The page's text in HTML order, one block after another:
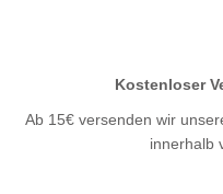
Kostenloser
Ab 15€ versenden wir
innerhalb